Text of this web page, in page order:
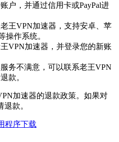
户，并通过信用卡或PayPal进
王VPN加速器，支持安卓、苹
操作系统。
VPN加速器，并登录您的新账
务不满意，可以联系老王VPN
款。
加速器的退款政策。如果对
款。
程序下载